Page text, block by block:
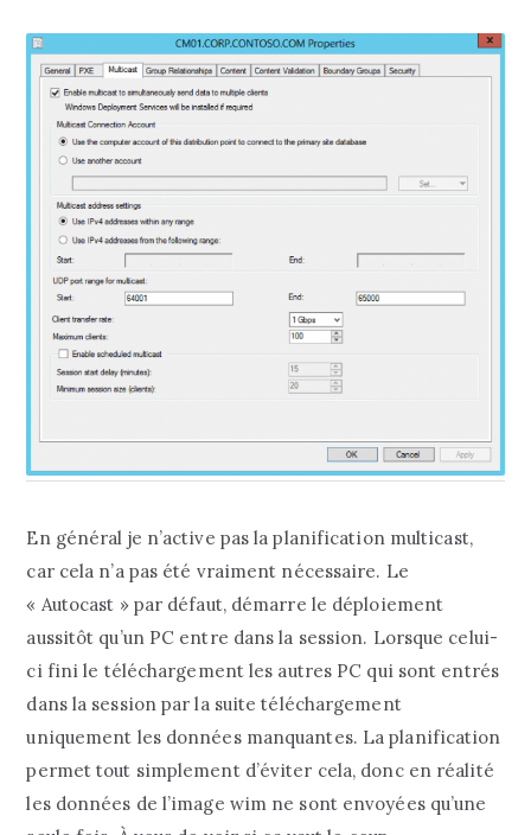
En général je n’active pas la planification multicast,
car cela n’a pas été vraiment nécessaire. Le
« Autocast » par défaut, démarre le déploiement
aussitôt qu’un PC entre dans la session. Lorsque celui-
ci fini le téléchargement les autres PC qui sont entrés
dans la session par la suite téléchargement
uniquement les données manquantes. La planification
permet tout simplement d’éviter cela, donc en réalité
les données de l’image wim ne sont envoyées qu’une